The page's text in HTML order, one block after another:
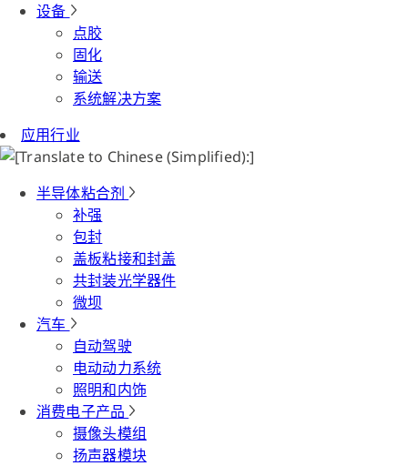
设备
点胶
固化
输送
系统解决方案
应用行业
半导体粘合剂
补强
包封
盖板粘接和封盖
共封装光学器件
微坝
汽车
自动驾驶
电动动力系统
照明和内饰
消费电子产品
摄像头模组
扬声器模块